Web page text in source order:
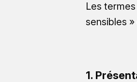
Les
sensibles
1.